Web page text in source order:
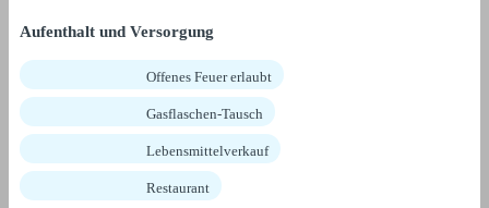
Aufenthalt und Versorgung
Offenes Feuer erlaubt
Gasflaschen-Tausch
Lebensmittelverkauf
Restaurant